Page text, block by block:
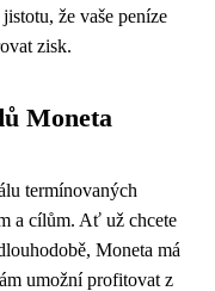
že vaše peníze
zisk.
Moneta
termínovaných
a cílům. Ať už chcete
Moneta má
umožní profitovat z